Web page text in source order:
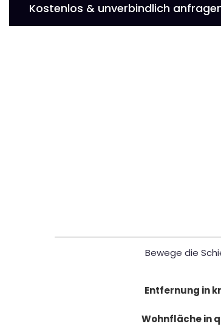
Kostenlos & unverbindlich
Bewege die
Entfernung in
Wohnfläche in